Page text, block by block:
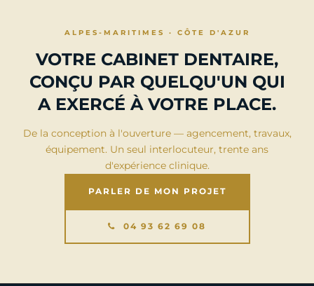
ALPES-MARITIMES · CÔTE D'AZUR
VOTRE CABINET DENTAIRE,
CONÇU PAR QUELQU'UN QUI
A EXERCÉ À VOTRE PLACE.
De la conception à l'ouverture — agencement, travaux,
équipement. Un seul interlocuteur, trente ans
d'expérience clinique.
PARLER DE MON PROJET
04 93 62 69 08